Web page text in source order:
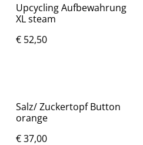
Upcycling Aufbewahrung
XL steam
€ 52,50
Salz/ Zuckertopf Button
orange
€ 37,00